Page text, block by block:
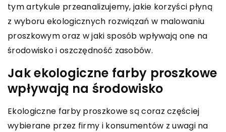
tym artykule przeanalizujemy, jakie korzyści płyną
z wyboru ekologicznych rozwiązań w malowaniu
proszkowym oraz w jaki sposób wpływają one na
środowisko i oszczędność zasobów.
Jak ekologiczne farby proszkowe
wpływają na środowisko
Ekologiczne farby proszkowe są coraz częściej
wybierane przez firmy i konsumentów z uwagi na